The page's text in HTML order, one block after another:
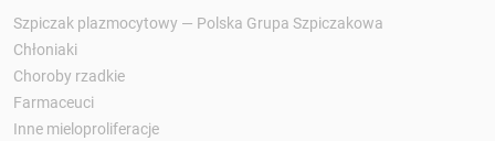
Szpiczak plazmocytowy — Polska Grupa Szpiczakowa
Chłoniaki
Choroby rzadkie
Farmaceuci
Inne mieloproliferacje